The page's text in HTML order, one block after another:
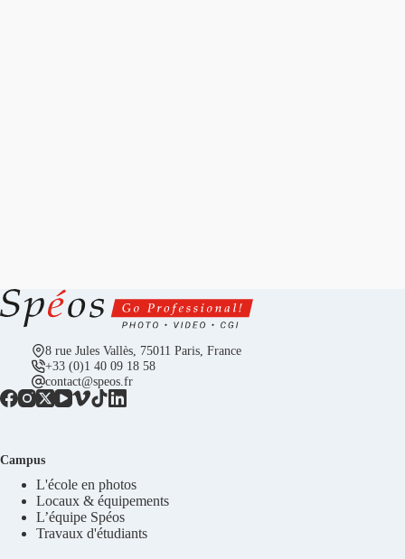
8 rue Jules Vallès, 75011 Paris, France
+33 (0)1 40 09 18 58
contact@speos.fr
Campus
L'école en photos
Locaux & équipements
L’équipe Spéos
Travaux d'étudiants